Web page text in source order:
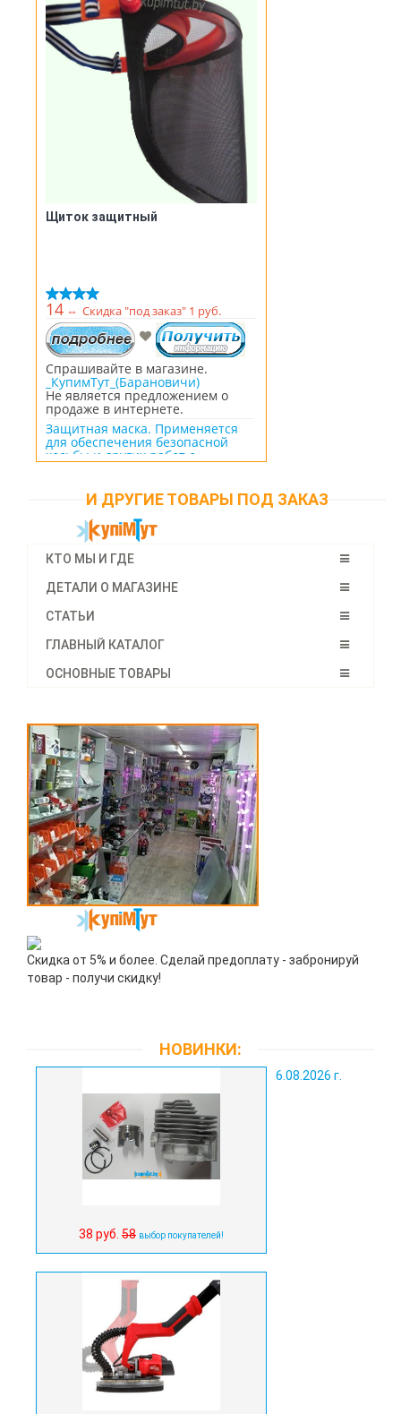
Щиток защитный
14 ⇔ Скидка "под заказ" 1 руб.
Спрашивайте в магазине.
_КупимТут_(Барановичи)
Не является предложением о
продаже в интернете.
Защитная маска. Применяется
для обеспечения безопасной
косьбы и других работ с
Защищает лицо от попадания
различных предметов при
работах по уходу за земельными
участками. В комплекте
пластина из оргстекла.
И ДРУГИЕ ТОВАРЫ ПОД ЗАКАЗ
КТО МЫ И ГДЕ
ДЕТАЛИ О МАГАЗИНЕ
СТАТЬИ
ГЛАВНЫЙ КАТАЛОГ
ОСНОВНЫЕ ТОВАРЫ
Скидка от 5% и более. Сделай предоплату - забронируй
товар - получи скидку!
НОВИНКИ:
6.08.2026 г.
38 руб. 58 выбор покупателей!